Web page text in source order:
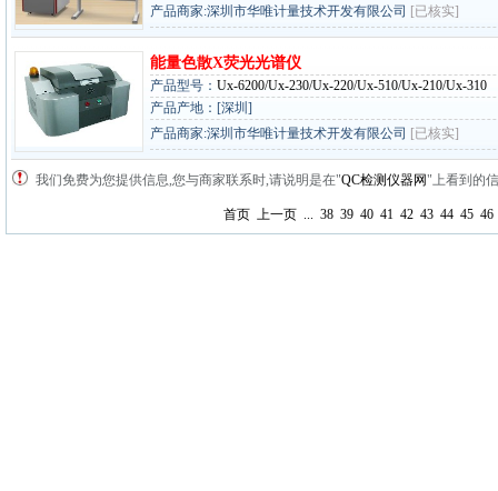
产品商家:深圳市华唯计量技术开发有限公司 [已核实]
能量色散X荧光光谱仪
产品型号： Ux-6200/Ux-230/Ux-220/Ux-510/Ux-210/Ux-310
产品产地：[深圳]
产品商家:深圳市华唯计量技术开发有限公司 [已核实]
我们免费为您提供信息,您与商家联系时,请说明是在"QC检测仪器网"上看到的
首页 上一页 ... 38 39 40 41 42 43 44 45 46